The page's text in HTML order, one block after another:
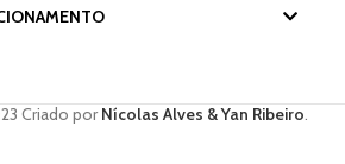
Criado porNícolas Alves & Yan Ribeiro.